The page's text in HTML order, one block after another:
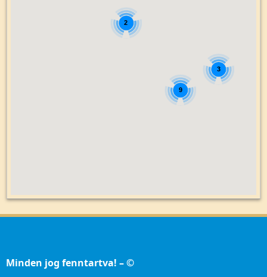
9
3
2
Minden jog fenntartva! – ©